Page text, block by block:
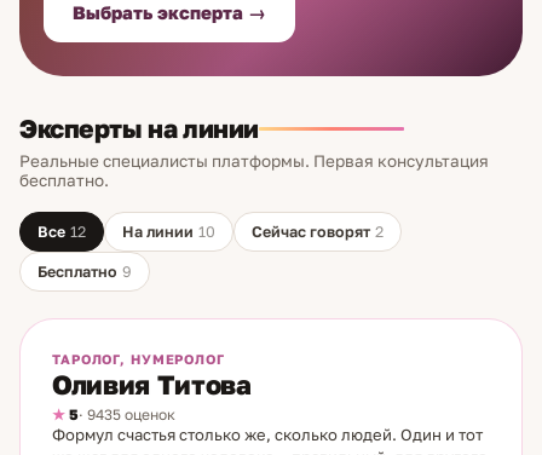
консультацию бесплатно!
Выбрать эксперта →
Эксперты на линии
Реальные специалисты платформы. Первая консультация
бесплатно.
Все 12 На линии 10 Сейчас говорят 2
Бесплатно 9
ТАРОЛОГ, НУМЕРОЛОГ
Оливия Титова
5· 9435 оценок
Формул счастья столько же, сколько людей. Один и тот